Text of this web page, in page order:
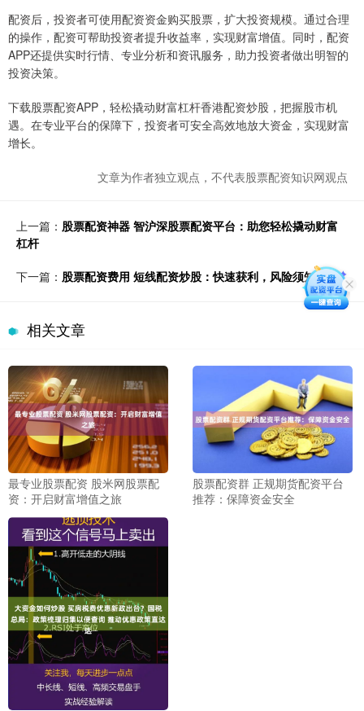
配资后，投资者可使用配资资金购买股票，扩大投资规模。通过合理
的操作，配资可帮助投资者提升收益率，实现财富增值。同时，配资
APP还提供实时行情、专业分析和资讯服务，助力投资者做出明智的
投资决策。
下载股票配资APP，轻松撬动财富杠杆香港配资炒股，把握股市机
遇。在专业平台的保障下，投资者可安全高效地放大资金，实现财富
增长。
文章为作者独立观点，不代表股票配资知识网观点
上一篇： 股票配资神器 智沪深股票配资平台：助您轻松撬动财富
杠杆
下一篇： 股票配资费用 短线配资炒股：快速获利，风险须知
相关文章
最专业股票配资 股米网股票配
资：开启财富增值之旅
股票配资群 正规期货配资平台
推荐：保障资金安全